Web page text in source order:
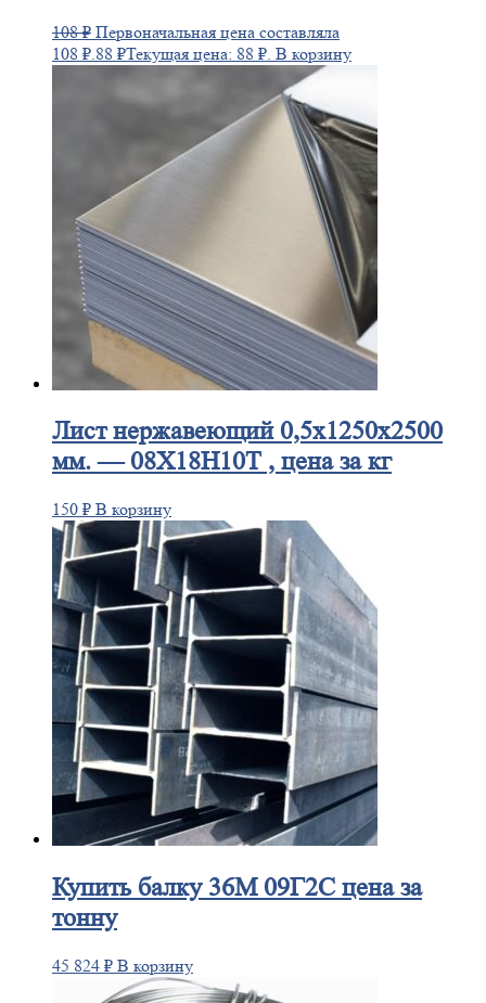
108₽ Первоначальная цена составляла
108 ₽. 88 ₽Текущая цена: 88 ₽. В корзину
Листнержавеющий 0,5x1250x2500
мм. — 08Х18Н10Т , цена за кг
150 ₽ В корзину
Купитьбалку 36М 09Г2С цена за
тонну
45 824 ₽ В корзину